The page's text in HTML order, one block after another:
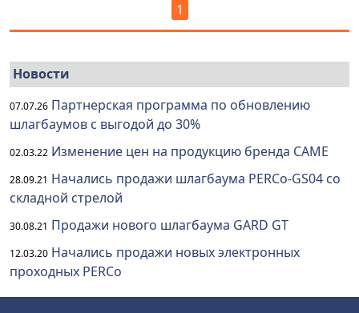
1
Новости
07.07.26 Партнерская программа по обновлению
шлагбаумов с выгодой до 30%
02.03.22 Изменение цен на продукцию бренда CAME
28.09.21 Начались продажи шлагбаума PERCo-GS04 со
складной стрелой
30.08.21 Продажи нового шлагбаума GARD GT
12.03.20 Начались продажи новых электронных
проходных PERCo